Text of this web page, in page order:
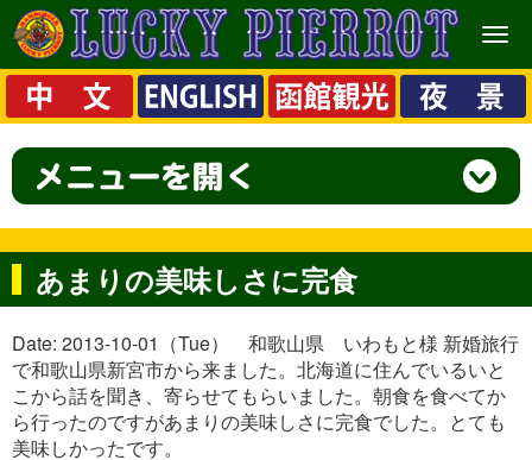
メ
ニ
ュ
ー
あまりの美味しさに完食
Date: 2013-10-01（Tue） 和歌山県 いわもと様 新婚旅行
で和歌山県新宮市から来ました。北海道に住んでいるいと
こから話を聞き、寄らせてもらいました。朝食を食べてか
ら行ったのですがあまりの美味しさに完食でした。とても
美味しかったです。